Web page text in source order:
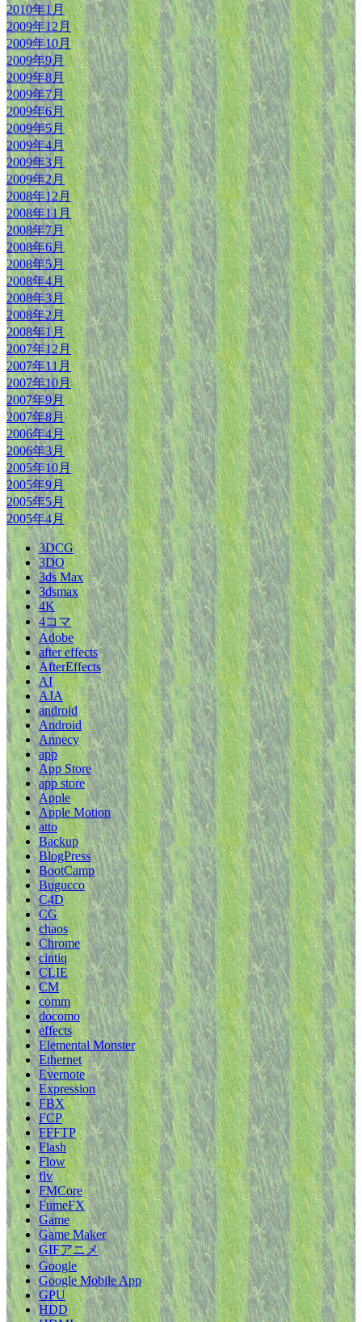
2010年1月
2009年12月
2009年10月
2009年9月
2009年8月
2009年7月
2009年6月
2009年5月
2009年4月
2009年3月
2009年2月
2008年12月
2008年11月
2008年7月
2008年6月
2008年5月
2008年4月
2008年3月
2008年2月
2008年1月
2007年12月
2007年11月
2007年10月
2007年9月
2007年8月
2006年4月
2006年3月
2005年10月
2005年9月
2005年5月
2005年4月
3DCG
3DO
3ds Max
3dsmax
4K
4コマ
Adobe
after effects
AfterEffects
AI
AJA
android
Android
Annecy
app
App Store
app store
Apple
Apple Motion
atto
Backup
BlogPress
BootCamp
Bugucco
C4D
CG
chaos
Chrome
cintiq
CLIE
CM
comm
docomo
effects
Elemental Monster
Ethernet
Evernote
Expression
FBX
FCP
FFFTP
Flash
Flow
flv
FMCore
FumeFX
Game
Game Maker
GIFアニメ
Google
Google Mobile App
GPU
HDD